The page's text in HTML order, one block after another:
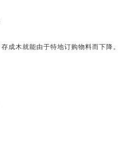
木就能由于特地订购物料而下降。